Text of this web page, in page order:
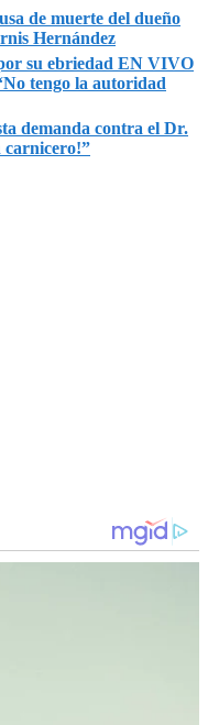
de muerte del dueño
Hernández
su ebriedad EN VIVO
tengo la autoridad
demanda contra el Dr.
carnicero!”